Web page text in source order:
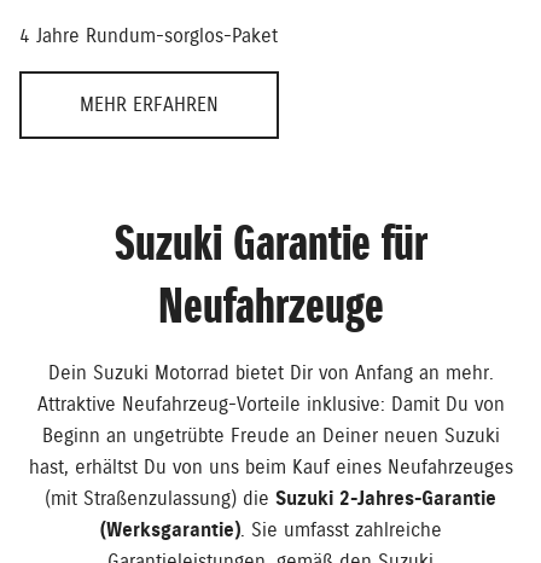
4 Jahre Rundum-sorglos-Paket
MEHR ERFAHREN
Suzuki Garantie für
Neufahrzeuge
Dein Suzuki Motorrad bietet Dir von Anfang an mehr.
Attraktive Neufahrzeug-Vorteile inklusive: Damit Du von
Beginn an ungetrübte Freude an Deiner neuen Suzuki
hast, erhältst Du von uns beim Kauf eines Neufahrzeuges
(mit Straßenzulassung) die Suzuki 2-Jahres-Garantie
(Werksgarantie). Sie umfasst zahlreiche